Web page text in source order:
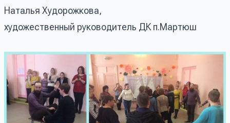
Наталья Худорожкова,
художественный руководитель ДК п.Мартюш